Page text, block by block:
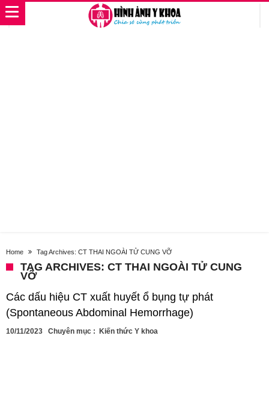
Home Tag Archives: CT THAI NGOÀI TỬ CUNG VỠ
TAG ARCHIVES: CT THAI NGOÀI TỬ CUNG
VỠ
Các dấu hiệu CT xuất huyết ổ bụng tự phát
(Spontaneous Abdominal Hemorrhage)
10/11/2023 Chuyên mục : Kiến thức Y khoa